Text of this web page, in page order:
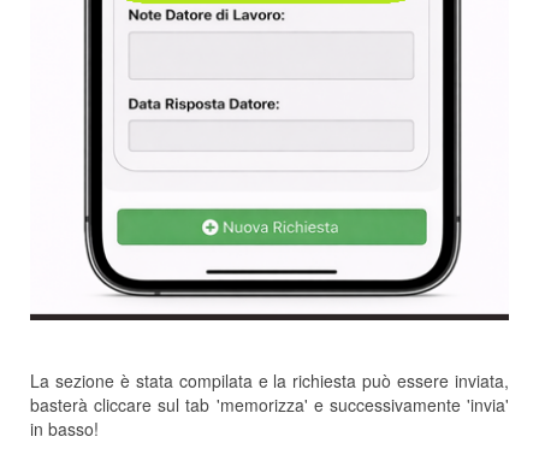
La sezione è stata compilata e la richiesta può essere inviata,
basterà cliccare sul tab 'memorizza' e successivamente 'invia'
in basso!